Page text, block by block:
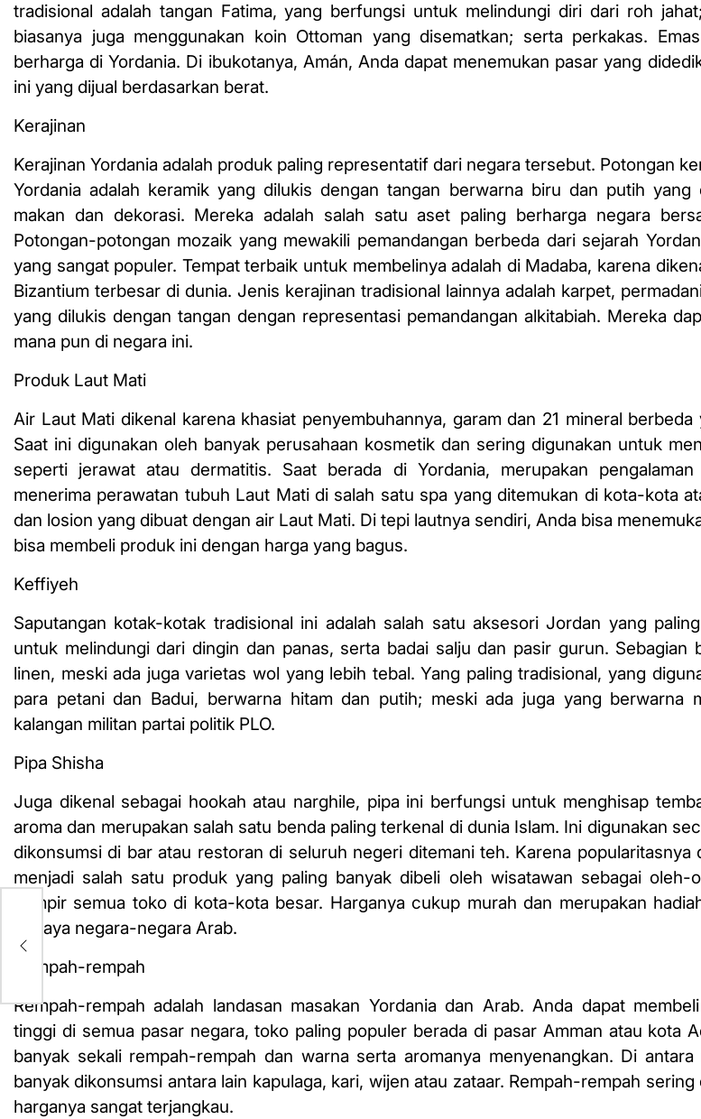
tradisional adalah tangan Fatima, yang berfungsi untuk melindungi diri dari roh
biasanya juga menggunakan koin Ottoman yang disematkan; serta perkakas.
berharga di Yordania. Di ibukotanya, Amán, Anda dapat menemukan pasar yang
ini yang dijual berdasarkan berat.
Kerajinan
Kerajinan Yordania adalah produk paling representatif dari negara tersebut. Potongan
Yordania adalah keramik yang dilukis dengan tangan berwarna biru dan putih yang
makan dan dekorasi. Mereka adalah salah satu aset paling berharga negara
Potongan-potongan mozaik yang mewakili pemandangan berbeda dari sejarah
yang sangat populer. Tempat terbaik untuk membelinya adalah di Madaba, karena
Bizantium terbesar di dunia. Jenis kerajinan tradisional lainnya adalah karpet,
yang dilukis dengan tangan dengan representasi pemandangan alkitabiah. Mereka
mana pun di negara ini.
Produk Laut Mati
Air Laut Mati dikenal karena khasiat penyembuhannya, garam dan 21 mineral
Saat ini digunakan oleh banyak perusahaan kosmetik dan sering digunakan untuk
seperti jerawat atau dermatitis. Saat berada di Yordania, merupakan
menerima perawatan tubuh Laut Mati di salah satu spa yang ditemukan dikota-kota
dan losion yang dibuat dengan air Laut Mati. Di tepi lautnya sendiri, Anda bisa
bisa membeli produk ini dengan harga yang bagus.
Keffiyeh
Saputangan kotak-kotak tradisional ini adalah salah satu aksesori Jordan yang
untuk melindungi dari dingin dan panas, serta badai salju dan pasir gurun. Sebagian
linen, meski ada juga varietas wol yang lebih tebal. Yang paling tradisional, yang
para petani dan Badui, berwarna hitam dan putih; meski ada juga yang berwarna
kalangan militan partai politik PLO.
Pipa Shisha
Juga dikenal sebagai hookah atau narghile, pipa ini berfungsi untuk menghisap
aroma dan merupakan salah satu benda paling terkenal di dunia Islam. Ini digunakan
dikonsumsi di bar atau restoran di seluruh negeri ditemani teh. Karena popularitasnya
menjadi salah satu produk yang paling banyak dibeli oleh wisatawan sebagai oleh-
hampir semua toko di kota-kota besar. Harganya cukup murah dan merupakan
budaya negara-negara Arab.
Rempah-rempah
Rempah-rempah adalah landasan masakan Yordania dan Arab. Anda dapat
tinggi di semua pasar negara, toko paling populer berada di pasar Amman atau kota
banyak sekali rempah-rempah dan warna serta aromanya menyenangkan. Di
banyak dikonsumsi antara lain kapulaga, kari, wijen atau zataar. Rempah-rempah
harganya sangat terjangkau.